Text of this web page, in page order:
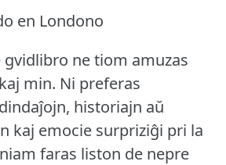
en Londono
ne tiom amuzas
min. Ni preferas
historiajn aŭ
kaj emocie surpriziĝi pri la
faras liston de nepre